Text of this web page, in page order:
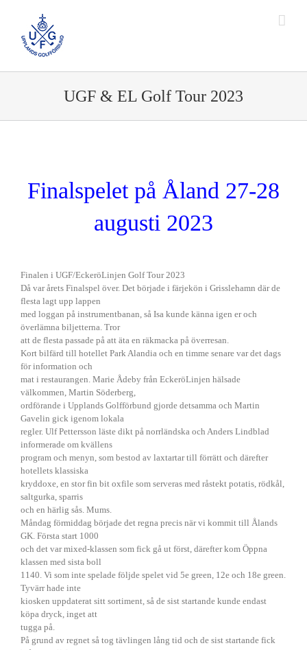
innehållet
UGF & EL Golf Tour 2023
Finalspelet på Åland 27-28
augusti 2023
Finalen i UGF/EckeröLinjen Golf Tour 2023
Då var årets Finalspel över. Det började i färjekön i Grisslehamn där de
flesta lagt upp lappen
med loggan på instrumentbanan, så Isa kunde känna igen er och
överlämna biljetterna. Tror
att de flesta passade på att äta en räkmacka på överresan.
Kort bilfärd till hotellet Park Alandia och en timme senare var det dags
för information och
mat i restaurangen. Marie Ådeby från EckeröLinjen hälsade
välkommen, Martin Söderberg,
ordförande i Upplands Golfförbund gjorde detsamma och Martin
Gavelin gick igenom lokala
regler. Ulf Pettersson läste dikt på norrländska och Anders Lindblad
informerade om kvällens
program och menyn, som bestod av laxtartar till förrätt och därefter
hotellets klassiska
kryddoxe, en stor fin bit oxfile som serveras med råstekt potatis, rödkål,
saltgurka, sparris
och en härlig sås. Mums.
Måndag förmiddag började det regna precis när vi kommit till Ålands
GK. Första start 1000
och det var mixed-klassen som fick gå ut först, därefter kom Öppna
klassen med sista boll
1140. Vi som inte spelade följde spelet vid 5e green, 12e och 18e green.
Tyvärr hade inte
kiosken uppdaterat sitt sortiment, så de sist startande kunde endast
köpa dryck, inget att
tugga på.
På grund av regnet så tog tävlingen lång tid och de sist startande fick